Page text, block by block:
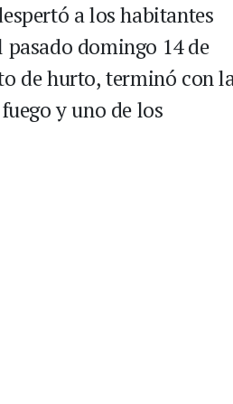
a los habitantes
domingo 14 de
de hurto, terminó con
y uno de los